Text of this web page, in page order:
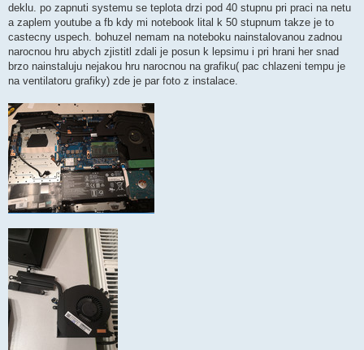
deklu. po zapnuti systemu se teplota drzi pod 40 stupnu pri praci na netu
a zaplem youtube a fb kdy mi notebook lital k 50 stupnum takze je to
castecny uspech. bohuzel nemam na noteboku nainstalovanou zadnou
narocnou hru abych zjistitl zdali je posun k lepsimu i pri hrani her snad
brzo nainstaluju nejakou hru narocnou na grafiku( pac chlazeni tempu je
na ventilatoru grafiky) zde je par foto z instalace.